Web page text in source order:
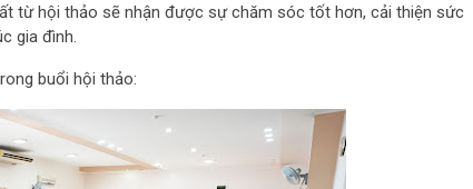
từ hội thảo sẽ nhận được sự chăm sóc tốt hơn, cải thiện sức
gia đình.
buổi hội thảo: